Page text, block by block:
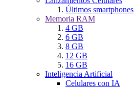
Últimos smartphones
Memoria RAM
4 GB
6 GB
8 GB
12 GB
16 GB
Inteligencia Artificial
Celulares con IA